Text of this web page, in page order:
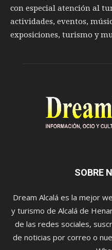
con especial atención al
actividades, eventos,
exposiciones, turismo y
SOBRE
Dream Alcalá es la mejor
y turismo de Alcalá de
de las redes sociales,
de noticias por correo o